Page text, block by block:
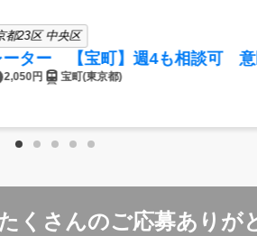
都23区 中央区
ーター 【宝町】週4も相談可 意
2,050円 宝町(東京都)
くさんのご応募ありが